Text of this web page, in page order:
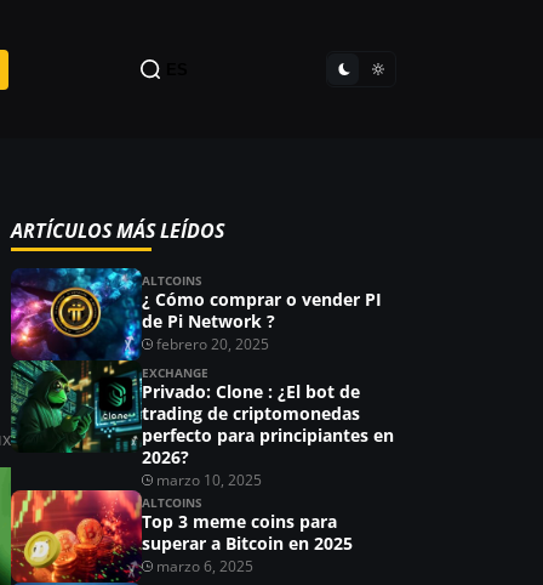
ARTÍCULOS MÁS LEÍDOS
ALTCOINS
¿ Cómo comprar o vender PI
de Pi Network ?
febrero 20, 2025
EXCHANGE
Privado: Clone : ¿El bot de
trading de criptomonedas
perfecto para principiantes en
2026?
marzo 10, 2025
ALTCOINS
Top 3 meme coins para
superar a Bitcoin en 2025
marzo 6, 2025